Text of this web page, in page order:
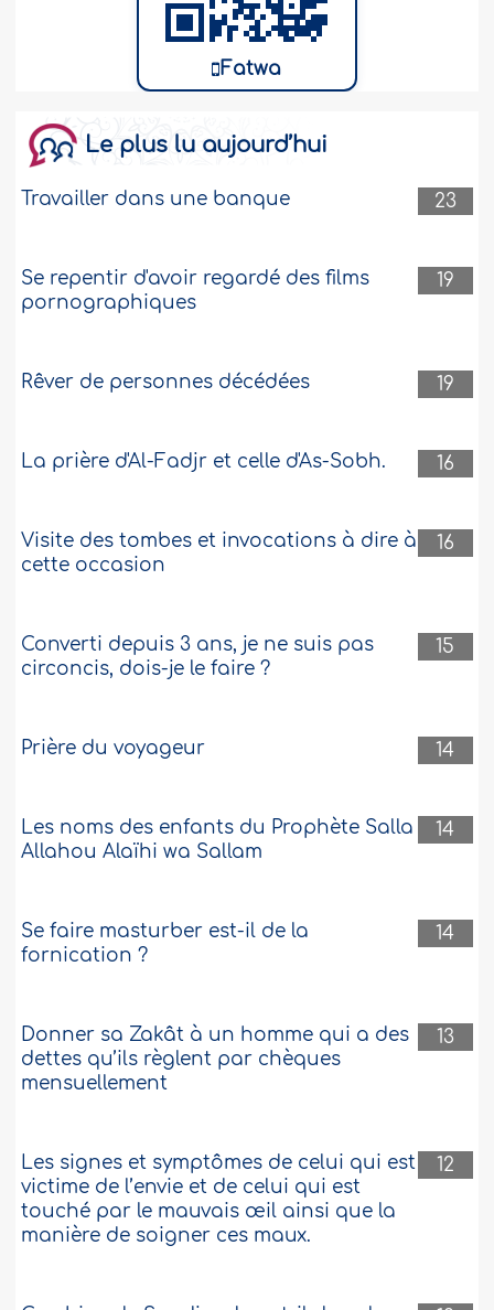
Fatwa
Le plus lu aujourd’hui
23
Travailler dans une banque
19
Se repentir d'avoir regardé des films
pornographiques
19
Rêver de personnes décédées
16
La prière d'Al-Fadjr et celle d'As-Sobh.
16
Visite des tombes et invocations à dire à
cette occasion
15
Converti depuis 3 ans, je ne suis pas
circoncis, dois-je le faire ?
14
Prière du voyageur
14
Les noms des enfants du Prophète Salla
Allahou Alaïhi wa Sallam
14
Se faire masturber est-il de la
fornication ?
13
Donner sa Zakât à un homme qui a des
dettes qu’ils règlent par chèques
mensuellement
12
Les signes et symptômes de celui qui est
victime de l’envie et de celui qui est
touché par le mauvais œil ainsi que la
manière de soigner ces maux.